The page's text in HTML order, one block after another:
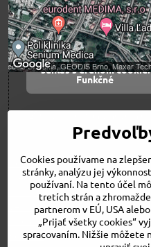
Povoliť tentokrát
Povoliť a zapamätať -
súhlas s druhom cookie:
Funkčné
Otvoriť obsah v novom
Novinky
Niečo o nás
Naša ponuka
Veľkostné tabuľky
Obchodné podmienky
Kontakt
Cookies používame na
stránky, analýzu jej
používaní. Na tento účel
tretích strán a
partnerom v EÚ, USA
„Prijať všetky cookies“
spracovaním. Nižšie môžete